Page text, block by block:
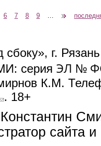
6 7 8 9
г.
серия ЭЛ №
К.М.
(link sends e-mail)
. 18+
сайта